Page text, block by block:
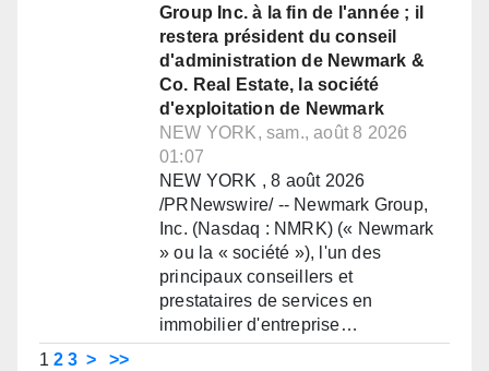
Group Inc. à la fin de l'année ; il
restera président du conseil
d'administration de Newmark &
Co. Real Estate, la société
d'exploitation de Newmark
NEW YORK, sam., août 8 2026
01:07
NEW YORK , 8 août 2026
/PRNewswire/ -- Newmark Group,
Inc. (Nasdaq : NMRK) (« Newmark
» ou la « société »), l'un des
principaux conseillers et
prestataires de services en
immobilier d'entreprise…
1 2 3 > >>